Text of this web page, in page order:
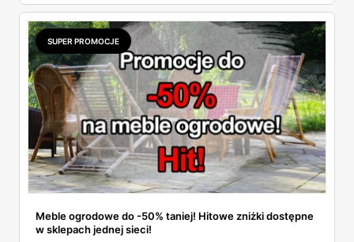
jednocześnie na taką metamorfozę wydasz bardzo
niewiele. Dowiedz się wszystkich szczegółów o tej akcji
zniżkowej!
SUPER PROMOCJE
Meble ogrodowe do -50% taniej! Hitowe zniżki dostępne
w sklepach jednej sieci!